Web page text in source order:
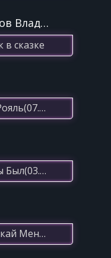
Анфиногенов Владимир
в сказке
Старый Рояль(07.03.2022 10:43)
Каким Ты Был(03.01.2021 11:42)
Не Отпускай Меня(27.12.2020 09:47)